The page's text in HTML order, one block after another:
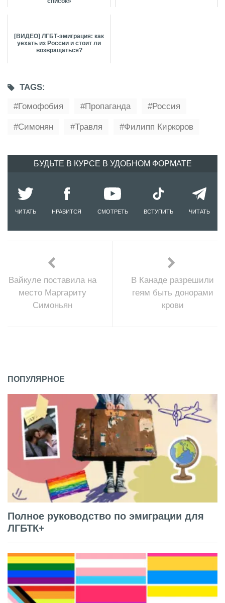
[ВИДЕО] ЛГБТ-эмиграция: как
уехать из России и стоит ли
возвращаться?
TAGS:
Гомофобия
Пропаганда Россия
Симонян Травля Филипп Киркоров
БУДЬТЕ В КУРСЕ В УДОБНОМ ФОРМАТЕ
ЧИТАТЬ НРАВИТСЯ СМОТРЕТЬ ВСТУПИТЬ ЧИТАТЬ
Вайкуле поставила на
место Маргариту
Симоньян
В Канаде разрешили
геям быть донорами
крови
ПОПУЛЯРНОЕ
Полное руководство по эмиграции для
ЛГБТК+